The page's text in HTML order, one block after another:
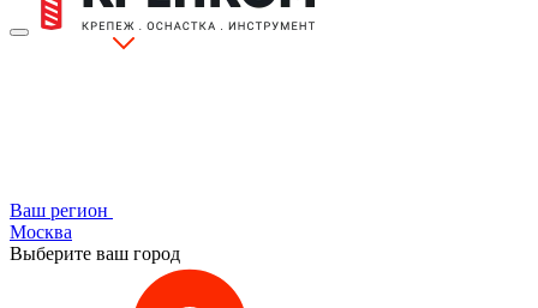
Ваш регион
Москва
Выберите ваш город